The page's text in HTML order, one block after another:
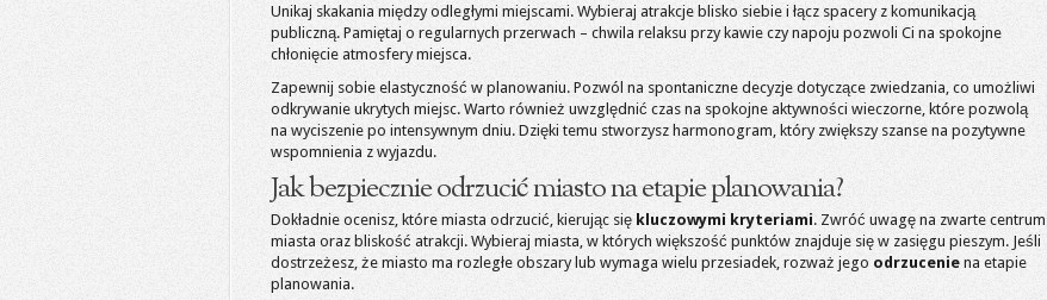
Unikaj skakania między odległymi miejscami. Wybieraj atrakcje blisko siebie i łącz spacery z komunikacją
publiczną. Pamiętaj o regularnych przerwach – chwila relaksu przy kawie czy napoju pozwoli Ci na spokojne
chłonięcie atmosfery miejsca.
Zapewnij sobie elastyczność w planowaniu. Pozwól na spontaniczne decyzje dotyczące zwiedzania, co umożliwi
odkrywanie ukrytych miejsc. Warto również uwzględnić czas na spokojne aktywności wieczorne, które pozwolą
na wyciszenie po intensywnym dniu. Dzięki temu stworzysz harmonogram, który zwiększy szanse na pozytywne
wspomnienia z wyjazdu.
Jak bezpiecznie odrzucić miasto na etapie planowania?
Dokładnie ocenisz, które miasta odrzucić, kierując się kluczowymi kryteriami. Zwróć uwagę na zwarte centrum
miasta oraz bliskość atrakcji. Wybieraj miasta, w których większość punktów znajduje się w zasięgu pieszym. Jeśli
dostrzeżesz, że miasto ma rozległe obszary lub wymaga wielu przesiadek, rozważ jego odrzucenie na etapie
planowania.